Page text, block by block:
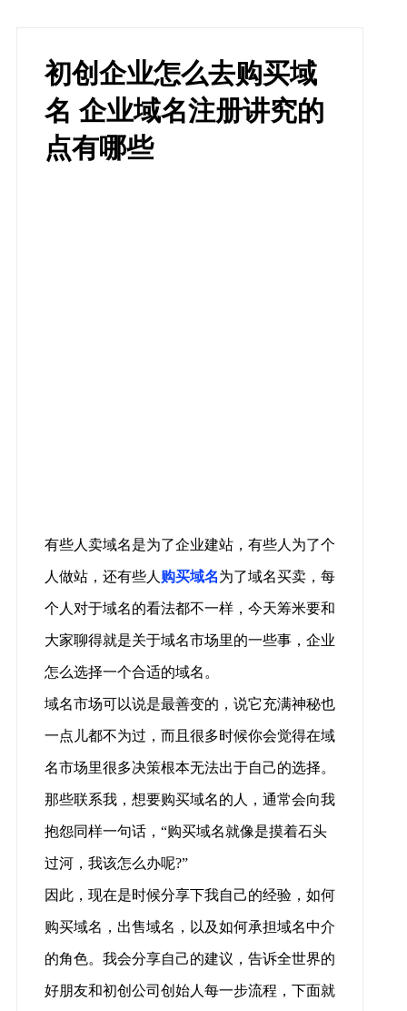
初创企业怎么去购买域
名 企业域名注册讲究的
点有哪些
有些人卖域名是为了企业建站，有些人为了个
人做站，还有些人 购买域名为了域名买卖，每
个人对于域名的看法都不一样，今天筹米要和
大家聊得就是关于域名市场里的一些事，企业
怎么选择一个合适的域名。
域名市场可以说是最善变的，说它充满神秘也
一点儿都不为过，而且很多时候你会觉得在域
名市场里很多决策根本无法出于自己的选择。
那些联系我，想要购买域名的人，通常会向我
抱怨同样一句话，“购买域名就像是摸着石头
过河，我该怎么办呢?”
因此，现在是时候分享下我自己的经验，如何
购买域名，出售域名，以及如何承担域名中介
的角色。我会分享自己的建议，告诉全世界的
好朋友和初创公司创始人每一步流程，下面就